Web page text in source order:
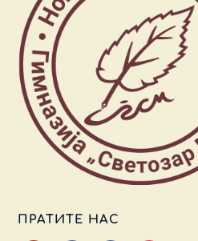
ПРАТИТЕ НАС